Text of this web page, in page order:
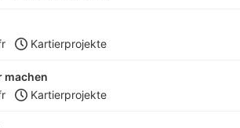
Kartierprojekte
machen
Kartierprojekte